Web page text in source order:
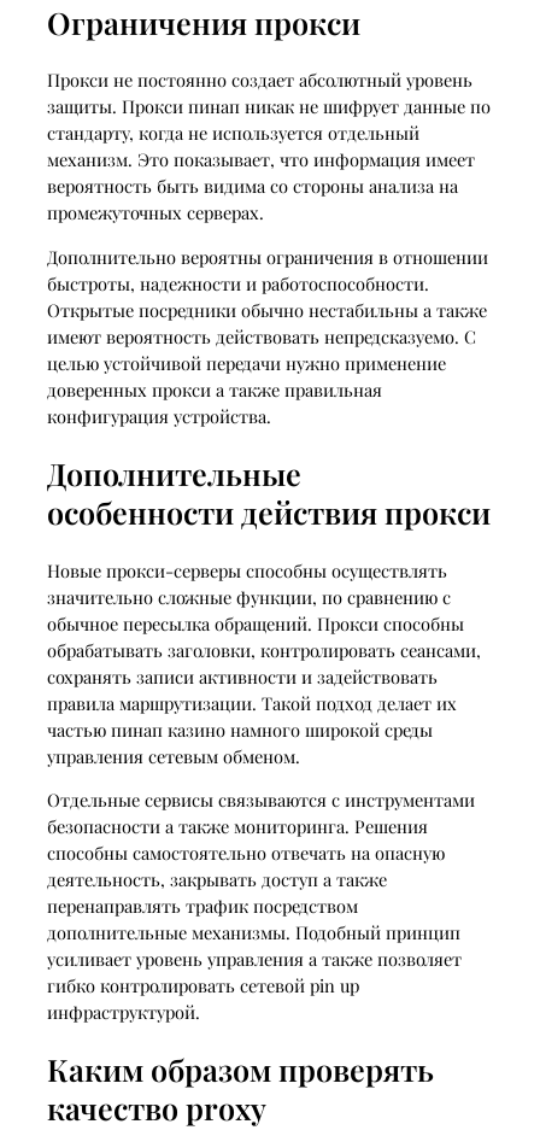
Ограничения прокси
Прокси не постоянно создает абсолютный уровень
защиты. Прокси пинап никак не шифрует данные по
стандарту, когда не используется отдельный
механизм. Это показывает, что информация имеет
вероятность быть видима со стороны анализа на
промежуточных серверах.
Дополнительно вероятны ограничения в отношении
быстроты, надежности и работоспособности.
Открытые посредники обычно нестабильны а также
имеют вероятность действовать непредсказуемо. С
целью устойчивой передачи нужно применение
доверенных прокси а также правильная
конфигурация устройства.
Дополнительные
особенности действия прокси
Новые прокси-серверы способны осуществлять
значительно сложные функции, по сравнению с
обычное пересылка обращений. Прокси способны
обрабатывать заголовки, контролировать сеансами,
сохранять записи активности и задействовать
правила маршрутизации. Такой подход делает их
частью пинап казино намного широкой среды
управления сетевым обменом.
Отдельные сервисы связываются с инструментами
безопасности а также мониторинга. Решения
способны самостоятельно отвечать на опасную
деятельность, закрывать доступ а также
перенаправлять трафик посредством
дополнительные механизмы. Подобный принцип
усиливает уровень управления а также позволяет
гибко контролировать сетевой pin up
инфраструктурой.
Каким образом проверять
качество proxy